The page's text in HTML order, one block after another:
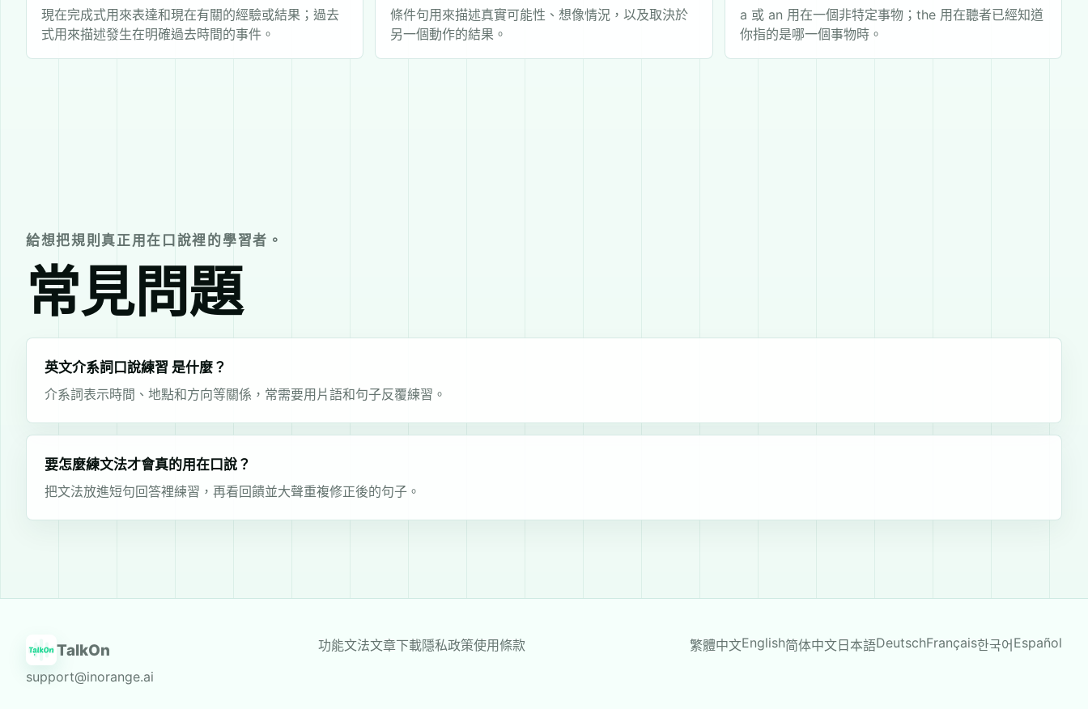
現在完成式用來表達和現在有關的經驗或結果；過去
式用來描述發生在明確過去時間的事件。
條件句用來描述真實可能性、想像情況，以及取決於
另一個動作的結果。
a 或 an 用在一個非特定事物；the 用在聽者已經知道
你指的是哪一個事物時。
給想把規則真正用在口說裡的學習者。
常見問題
英文介系詞口說練習 是什麼？
介系詞表示時間、地點和方向等關係，常需要用片語和句子反覆練習。
要怎麼練文法才會真的用在口說？
把文法放進短句回答裡練習，再看回饋並大聲重複修正後的句子。
TalkOn
support@inorange.ai
功能文法文章下載隱私政策使用條款 繁體中文English简体中文 日本語DeutschFrançais한국어 Español